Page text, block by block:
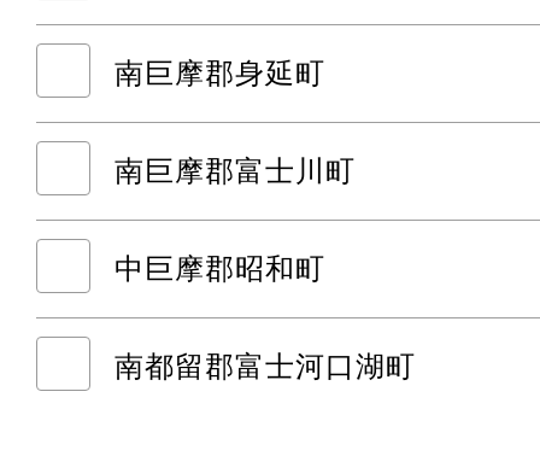
南巨摩郡身延町
南巨摩郡富士川町
中巨摩郡昭和町
南都留郡富士河口湖町